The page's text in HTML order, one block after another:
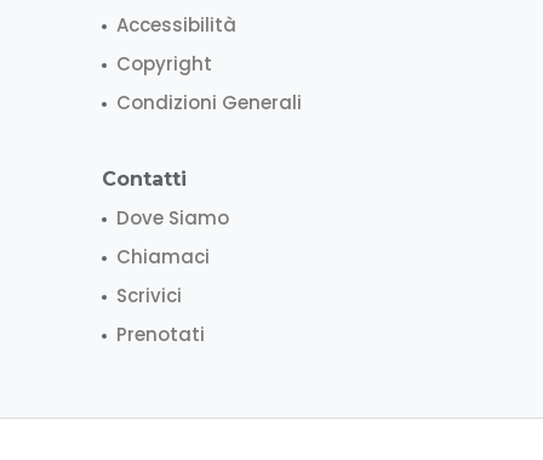
Accessibilità
Copyright
Condizioni Generali
Contatti
Dove Siamo
Chiamaci
Scrivici
Prenotati